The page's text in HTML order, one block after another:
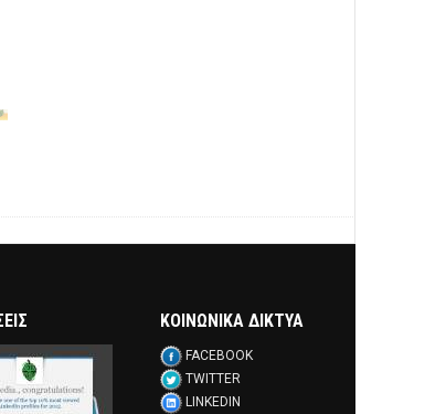
ΚΟΙΝΩΝΙΚΑ ΔΙΚΤΥΑ
FACEBOOK
TWITTER
LINKEDIN